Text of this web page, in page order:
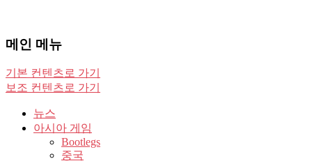
메인 메뉴
기본 컨텐츠로 가기
보조 컨텐츠로 가기
뉴스
아시아 게임
Bootlegs
중국